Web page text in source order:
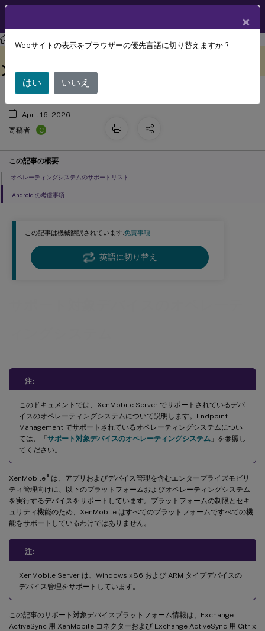
XenMobile Server 最新リリース XenMobile Server
この記事は機械翻訳されています.免責事項
英語に切り替え
注:
このドキュメントでは、XenMobile Server でサポートされているデバ
イスのオペレーティングシステムについて説明します。Endpoint
Management でサポートされているオペレーティングシステムについ
ては、「サポート対象デバイスのオペレーティングシステム 」を参照し
てください。
XenMobile ®は、アプリおよびデバイス管理を含むエンタープライズモビリ
ティ管理向けに、以下のプラットフォームおよびオペレーティングシステム
を実行するデバイスをサポートしています。プラットフォームの制限とセキ
ュリティ機能のため、XenMobile はすべてのプラットフォームですべての機
能をサポートしているわけではありません。
注:
XenMobile Server は、Windows x86 および ARM タイプデバイスの
デバイス管理をサポートしています。
この記事のサポート対象デバイスプラットフォーム情報は、Exchange
ActiveSync 用 XenMobile コネクターおよび Exchange ActiveSync 用 Citrix
サポート対象デバイスのオペレーティ
ングシステム
April 16, 2026
寄稿者:
C
この記事の概要
オペレーティングシステムのサポートリスト
Android の考慮事項
×
Webサイトの表示をブラウザーの優先言語に切り替えますか ?
はい いいえ